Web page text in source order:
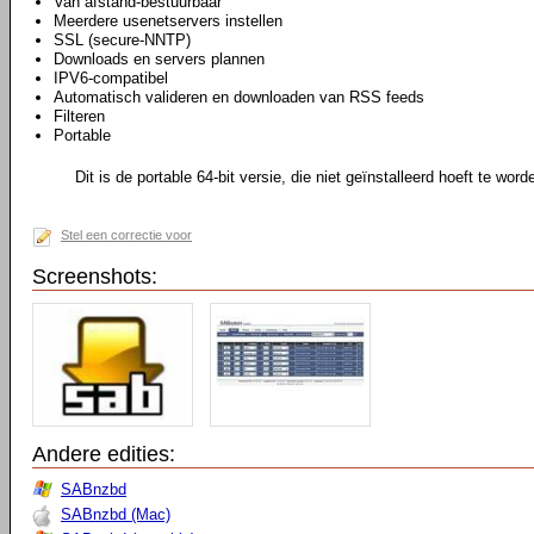
Meerdere usenetservers instellen
SSL (secure-NNTP)
Downloads en servers plannen
IPV6-compatibel
Automatisch valideren en downloaden van RSS feeds
Filteren
Portable
Dit is de portable 64-bit versie, die niet geïnstalleerd hoeft te
Stel een correctie voor
Screenshots:
Andere edities:
SABnzbd
SABnzbd (Mac)